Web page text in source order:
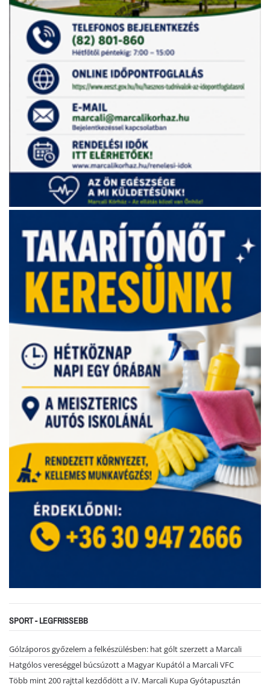
SPORT - LEGFRISSEBB
Gólzáporos győzelem a felkészülésben: hat gólt szerzett a Marcali
Hatgólos vereséggel búcsúzott a Magyar Kupától a Marcali VFC
Több mint 200 rajttal kezdődött a IV. Marcali Kupa Gyótapusztán